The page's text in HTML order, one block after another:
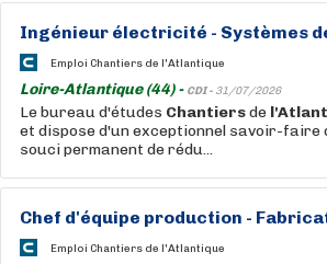
Ingénieur électricité - Systèmes
Emploi Chantiers de l'Atlantique
Loire-Atlantique (44) - CDI - 31/07/2026
Le bureau d'études Chantiersde
et dispose d'un exceptionnel savoir-
souci permanent de rédu...
Chef d'équipe production -
Emploi Chantiers de l'Atlantique